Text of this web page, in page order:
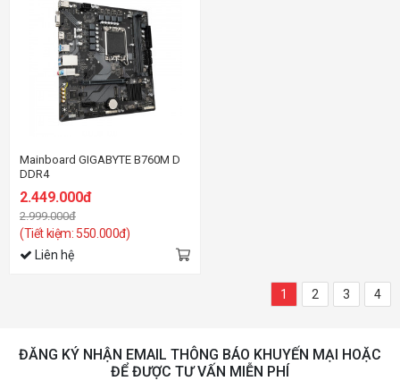
Mainboard GIGABYTE B760M D
DDR4
2.449.000đ
2.999.000đ
(Tiết kiệm: 550.000đ)
Liên hệ
1 2 3 4
ĐĂNG KÝ NHẬN EMAIL THÔNG BÁO KHUYẾN MẠI HOẶC
ĐỂ ĐƯỢC TƯ VẤN MIỄN PHÍ